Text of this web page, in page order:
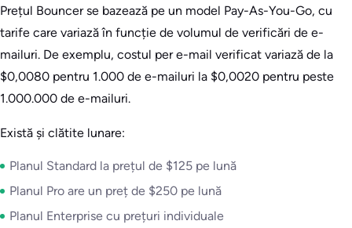
Prețul Bouncer se bazează pe un model Pay-As-You-Go, cu
tarife care variază în funcție de volumul de verificări de e-
mailuri. De exemplu, costul per e-mail verificat variază de la
$0,0080 pentru 1.000 de e-mailuri la $0,0020 pentru peste
1.000.000 de e-mailuri.
Există și clătite lunare:
Planul Standard la prețul de $125 pe lună
Planul Pro are un preț de $250 pe lună
Planul Enterprise cu prețuri individuale